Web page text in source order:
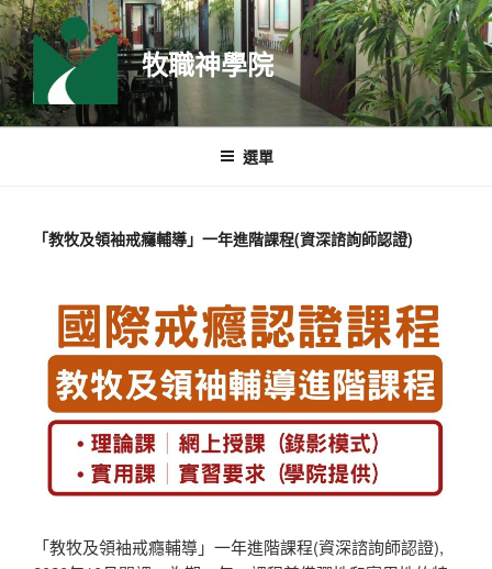
跳
至
主
要
內
牧職神學院
選單
「教牧及領袖戒癮輔導」一年進階課程(資深諮詢師認證)
「教牧及領袖戒癮輔導」一年進階課程(資深諮詢師認證),